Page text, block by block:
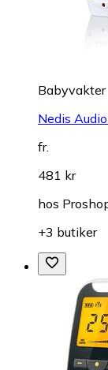
Babyvakter
Nedis
fr.
481 kr
hos
+3 butiker